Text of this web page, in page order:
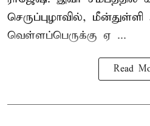
செருப்புழாவில்,
வெள்ளப்பெருக்கு ஏ ...
Read